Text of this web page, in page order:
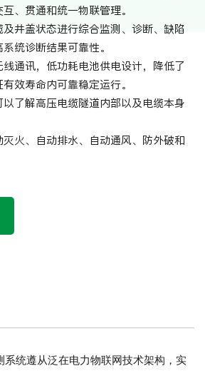
、贯通和统一物联管理。
井盖状态进行综合监测、诊断、缺陷
统诊断结果可靠性。
通讯，低功耗电池供电设计，降低了
效寿命内可靠稳定运行。
了解高压电缆隧道内部以及电缆本身
火、自动排水、自动通风、防外破和
系统遵从泛在电力物联网技术架构，实